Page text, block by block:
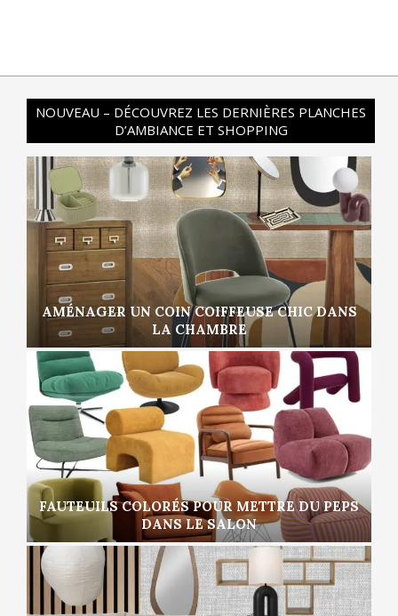
NOUVEAU – DÉCOUVREZ LES DERNIÈRES PLANCHES
D’AMBIANCE ET SHOPPING
AMÉNAGER UN COIN COIFFEUSE CHIC DANS
LA CHAMBRE
FAUTEUILS COLORÉS POUR METTRE DU PEPS
DANS LE SALON